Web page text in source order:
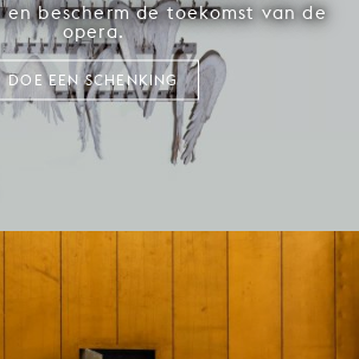
bescherm de toekomst van de
opera.
DOE EEN SCHENKING